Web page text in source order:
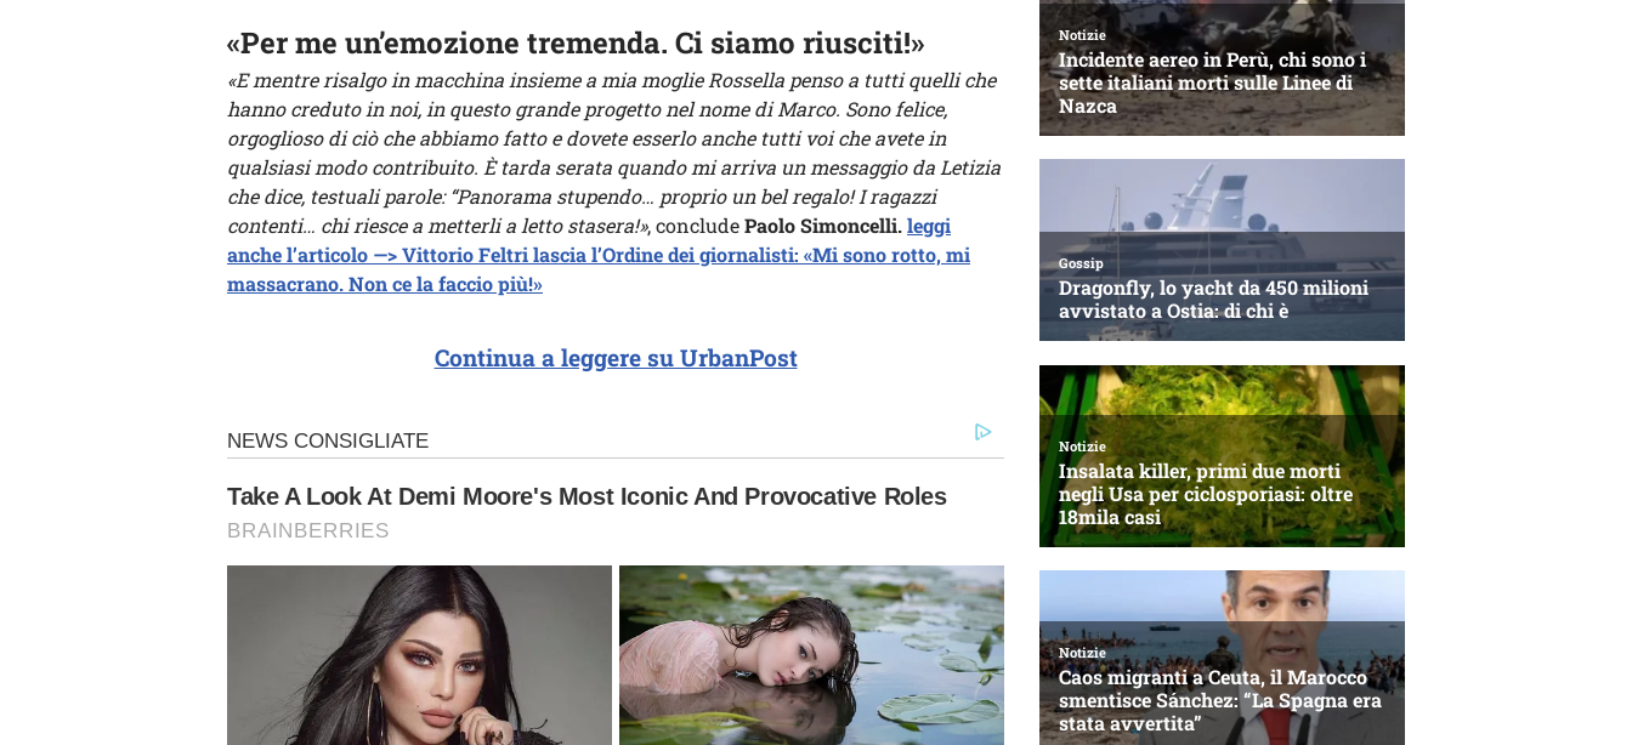
«Per me un’emozione tremenda. Ci siamo riusciti!»
«E mentre risalgo in macchina insieme a mia moglie Rossella penso a tutti quelli che
hanno creduto in noi, in questo grande progetto nel nome di Marco. Sono felice,
orgoglioso di ciò che abbiamo fatto e dovete esserlo anche tutti voi che avete in
qualsiasi modo contribuito. È tarda serata quando mi arriva un messaggio da Letizia
che dice, testuali parole: “Panorama stupendo… proprio un bel regalo! I ragazzi
contenti… chi riesce a metterli a letto stasera!», concludePaolo Simoncelli.leggi
anche l’articolo —> Vittorio Feltri lascia l’Ordine dei giornalisti: «Mi sono rotto, mi
massacrano. Non ce la faccio più!»
Continua a leggere su UrbanPost